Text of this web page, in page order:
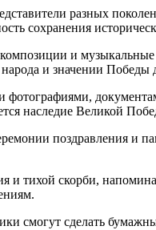
разных
сохранения
и
и значении Победы
фотографиями,
наследие Великой
поздравления и
тихой скорби,
смогут сделать